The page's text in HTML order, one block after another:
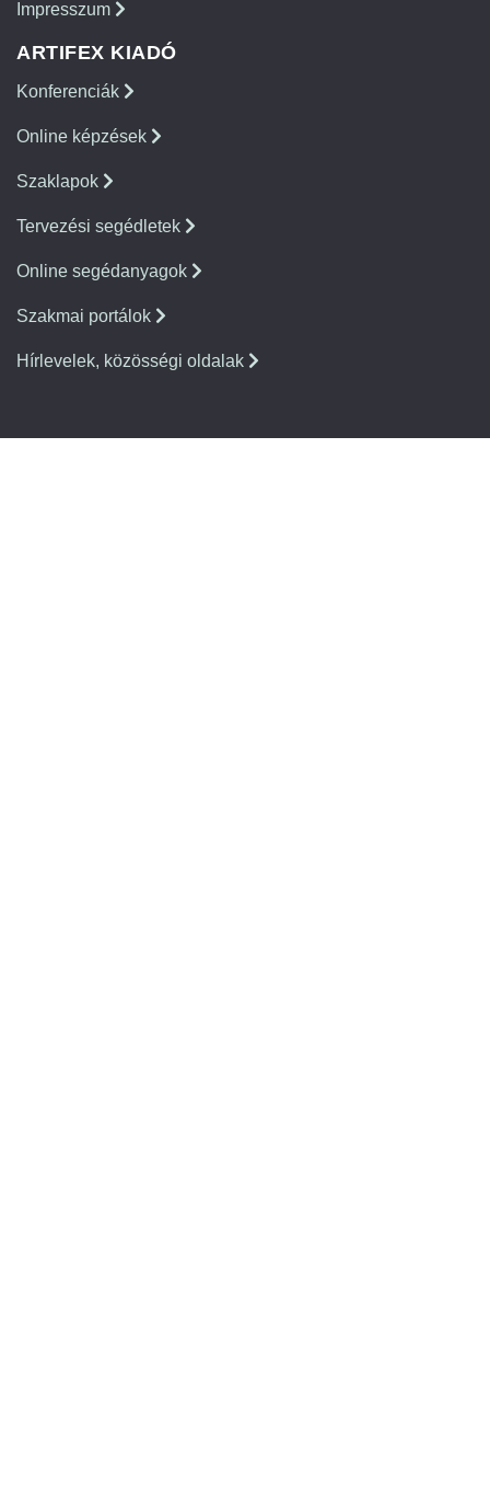
Impresszum
ARTIFEX KIADÓ
Konferenciák
Online képzések
Szaklapok
Tervezési segédletek
Online segédanyagok
Szakmai portálok
Hírlevelek, közösségi oldalak